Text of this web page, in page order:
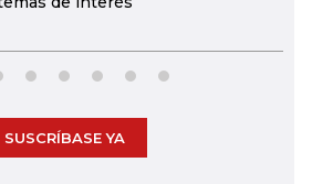
SUSCRÍBASE YA